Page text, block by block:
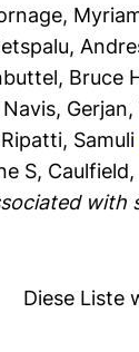
Bruce
Navis, Gerjan,
Ripatti, Samuli
S,
Diese Liste